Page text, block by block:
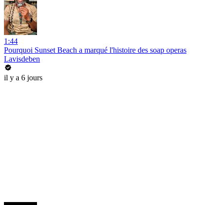
1:44
Pourquoi Sunset Beach a marqué l'histoire des soap operas
Lavisdeben
il y a 6 jours